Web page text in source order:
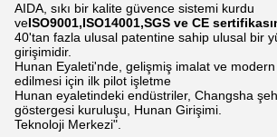
AIDA, sıkı bir kalite güvence sistemi kurdu
veISO9001,ISO14001,SGS ve CE
40'tan fazla ulusal patentine sahip ulusal bir
girişimidir.
Hunan Eyaleti'nde, gelişmiş imalat ve
edilmesi için ilk pilot işletme
Hunan eyaletindeki endüstriler, Changsha
göstergesi kuruluşu, Hunan Girişimi.
Teknoloji Merkezi".